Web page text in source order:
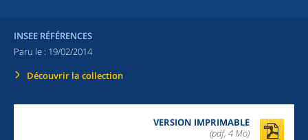
INSEE RÉFÉRENCES
Paru le : 19/02/2014
Découvrir la collection
VERSION IMPRIMABLE
(pdf, 4 Mo)